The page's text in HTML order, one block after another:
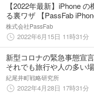
【2022年最新】iPhone
る裏ワザ 【PassFab iPhone Unlocker win
3.0.21 】
株式会社PassFab
2022年6月15日 11時31分
新型コロナの緊急事態宣
それでも旅行や人の多い
紀尾井町戦略研究所
2022年4月28日 17時31分